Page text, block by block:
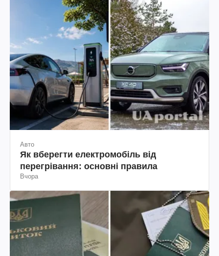
Авто
Як вберегти електромобіль від
перегрівання: основні правила
Вчора